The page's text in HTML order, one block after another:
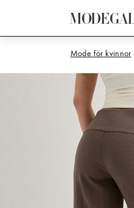
MODEGA
Mode för kvinnor